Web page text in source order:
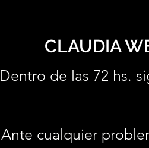
CLAUDIA
Dentro de las 72 hs.
Ante cualquier